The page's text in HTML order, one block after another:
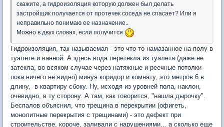
скажите, а гидроизоляция которую должен был делать
застройщик получается от протечек соседа не спасает? Или я
неправильно понимаю ее назначение..
Можно в двух словах, если получится
Гидроизоляция, так называемая - это что-то намазанное на полу в
туалете и ванной. А здесь вода перетекла из туалета (даже не
затекла, во всяком случае через натяжные и реечные потолки
пока ничего не видно) минуя коридор и комнату, это метров 6 в
длину, в квартиру сбоку. Ну, исходя из уровней пола, наклон,
очевидно, в ту сторону. А там, как говорится, "нашла дырочку".
Беспалов объяснил, что трещина в перекрытии (офигеть,
монолитные перекрытия с трещинами) - это дефект при
строительстве, короче, заливали с нарушениями... а сколько еще